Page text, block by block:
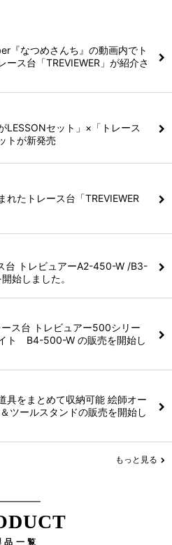
『なつめさんち』の動画内でト
ース台「TREVIEWER」が紹介さ
LESSONセット」×「トレース
トが新発売
れたトレース台「TREVIEWER
台 トレビュアーA2-450-W /B3-
始しました。
ス台 トレビュアー500シリー
ト B4-500-W の販売を開始し
具をまとめて収納可能 絵師オー
ツールスタンドの販売を開始し
もっと見る
品一覧